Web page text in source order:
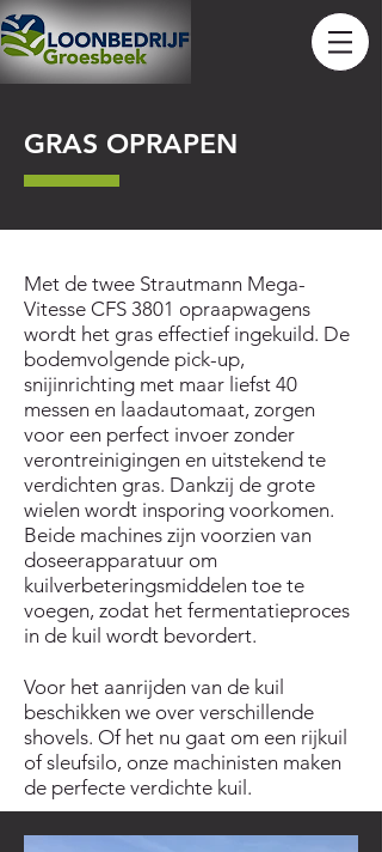
Met de twee Strautmann Mega-
Vitesse CFS 3801 opraapwagens
wordt het gras effectief ingekuild. De
bodemvolgende pick-up,
snijinrichting met maar liefst 40
messen en laadautomaat, zorgen
voor een perfect invoer zonder
verontreinigingen en uitstekend te
verdichten gras. Dankzij de grote
wielen wordt insporing voorkomen.
Beide machines zijn voorzien van
doseerapparatuur om
kuilverbeteringsmiddelen toe te
voegen, zodat het fermentatieproces
in de kuil wordt bevordert.
Voor het aanrijden van de kuil
beschikken we over verschillende
shovels. Of het nu gaat om een rijkuil
of sleufsilo, onze machinisten maken
de perfecte verdichte kuil.
GRAS OPRAPEN